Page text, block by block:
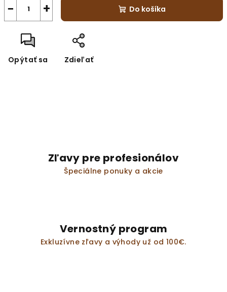
+
− Do košíka
Opýtať sa Zdieľať
Zľavy pre profesionálov
Špeciálne ponuky a akcie
Vernostný program
Exkluzívne zľavy a výhody už od 100€.